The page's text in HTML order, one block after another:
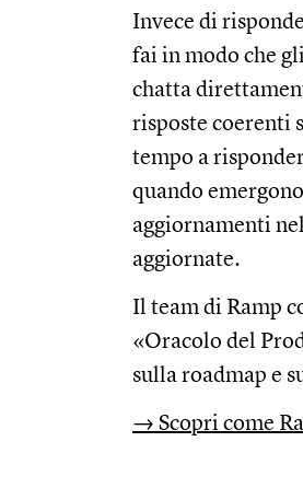
Invece di
fai in modo che
chatta
risposte coerenti
tempo a
quando
aggiornamenti
aggiornate.
Il team di Ramp
«Oracolo del
sulla roadmap e
→ Scopri come